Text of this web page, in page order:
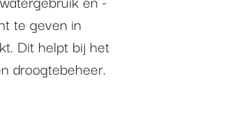
te geven in
Dit helpt bij het
droogtebeheer.